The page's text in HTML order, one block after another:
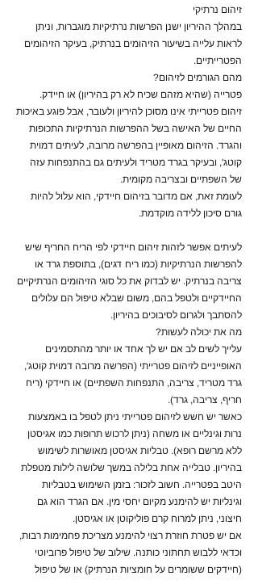
זיהום נרתיקי
במהלך ההיריון ישנן הפרשות נרתיקיות מוגברות, וניתן
לראות עלייה בשיעור הזיהומים בנרתיק, בעיקר הזיהומים
הפטרייתיים.
מהם הגורמים לזיהום?
פטרייה (שהיא מזהם שכיח לא רק בהיריון) או חיידק.
זיהום פטרייתי אינו מסוכן להיריון ולעובר, אבל פוגע באיכות
החיים של האישה בשל ההפרשות הנרתיקיות התכופות
והגרד. הזיהום מאופיין בהפרשה מרובה, לעיתים דמוית
קוטג', ובעיקר בגרד מטריד ולעיתים גם בהתנפחות עזה
של השפתיים ובצריבה מקומית.
לעומת זאת, אם מדובר בזיהום חיידקי, הוא עלול להיות
גורם סיכון ללידה מוקדמת.
לעיתים אפשר לזהות זיהום חיידקי לפי הריח החריף שיש
להפרשות הנרתיקיות (כמו ריח דגים), בתוספת גרד או
צריבה בנרתיק. יש לבדוק את כל סוגי הזיהומים הנרתיקיים
החיידקיים ולטפל בהם, משום שבלא טיפול הם עלולים
להסתבך ולגרום לסיבוכים בהיריון.
מה את יכולה לעשות?
עלייך לשים לב אם יש לך אחד או יותר מהתסמינים
האופייניים לזיהום פטרייתי (הפרשה מרובה דמוית קוטג',
גרד מטריד, צריבה, התנפחות השפתיים) או חיידקי (ריח
חריף, צריבה, גרד).
כאשר יש חשש לזיהום פטרייתי ניתן לטפל בו באמצעות
נרות וגינליים או משחה (ניתן לרכוש תרופות כמו אגיסטן
ללא מרשם רופא). טבליות אגיסטן מאושרות לשימוש
בהיריון. טבלייה אחת בלילה במשך שלושה לילות מטפלת
היטב בפטרייה. חשוב לזכור: בזמן השימוש בטבליות
וגינליות יש להימנע מקיום יחסי מין. אם הגרד הוא גם
חיצוני, ניתן למרוח קרם פוליקוטן או אגיסטן.
אם יש פטרת חוזרת רצוי להימנע מצריכת פחמימות רבות,
וכדאי ללבוש תחתוני כותנה. שילוב של טיפול פרוביוטי
(חיידקים ששומרים על חומציות הנרתיק) או של טיפול